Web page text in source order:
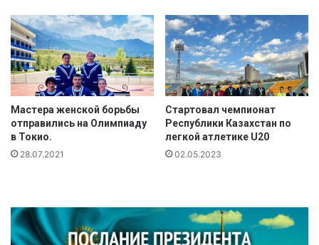
л
ь
н
о
м
т
е
н
н
и
С
п
о
Мастера женской борьбы
отправились на Олимпиаду
в Токио.
28.07.2021
Стартовал чемпионат
Республики Казахстан по
легкой атлетике U20
02.05.2023